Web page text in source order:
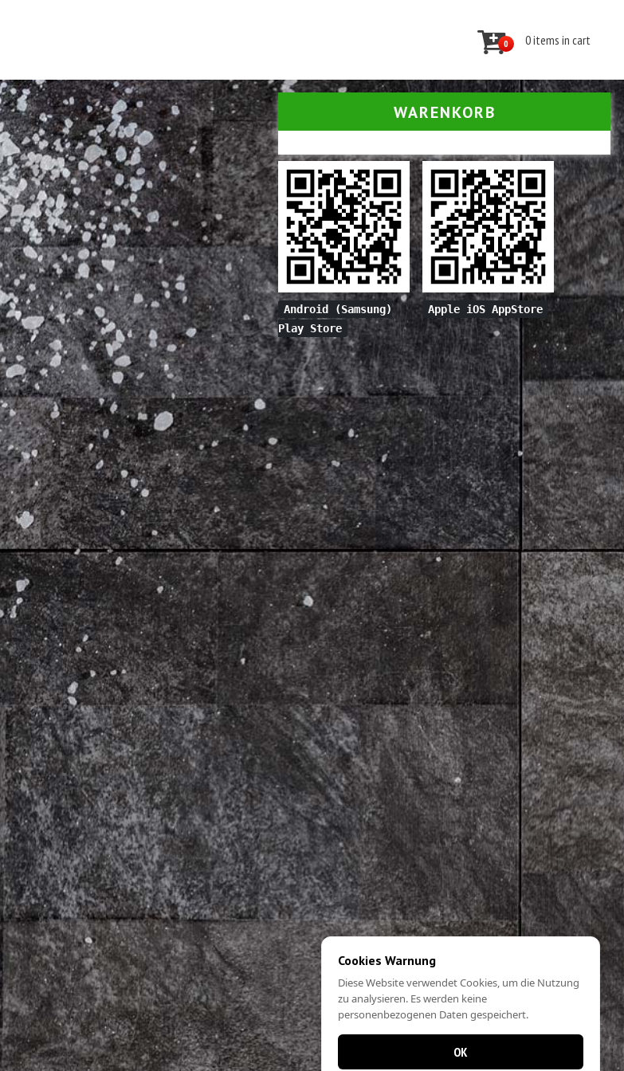
0 0 items in cart
WARENKORB
Android (Samsung)
Play Store
Apple iOS AppStore
Cookies Warnung
Diese Website verwendet Cookies, um die Nutzung
zu analysieren. Es werden keine
personenbezogenen Daten gespeichert.
OK